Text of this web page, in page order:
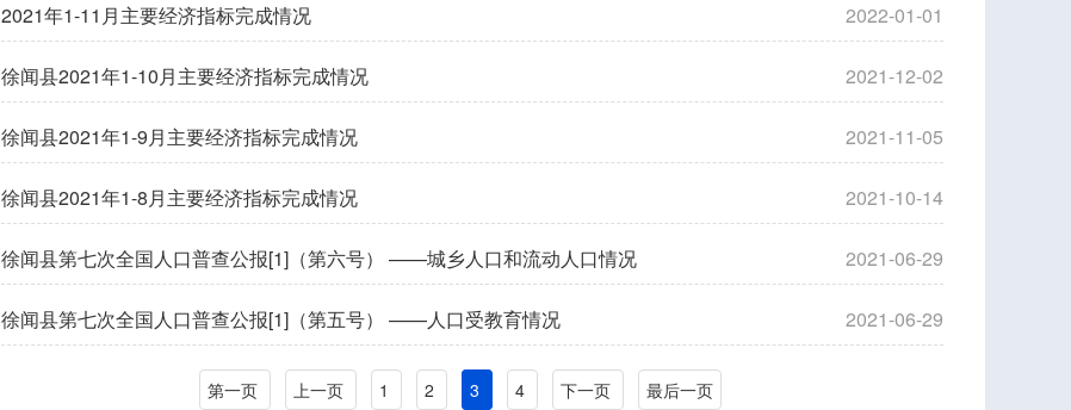
2021年1-11月主要经济指标完成情况 2022-01-01
徐闻县2021年1-10月主要经济指标完成情况 2021-12-02
徐闻县2021年1-9月主要经济指标完成情况 2021-11-05
徐闻县2021年1-8月主要经济指标完成情况 2021-10-14
徐闻县第七次全国人口普查公报[1]（第六号） ——城乡人口和流动人口情况 2021-06-29
徐闻县第七次全国人口普查公报[1]（第五号） ——人口受教育情况 2021-06-29
第一页 上一页 1 2 3 4 下一页 最后一页